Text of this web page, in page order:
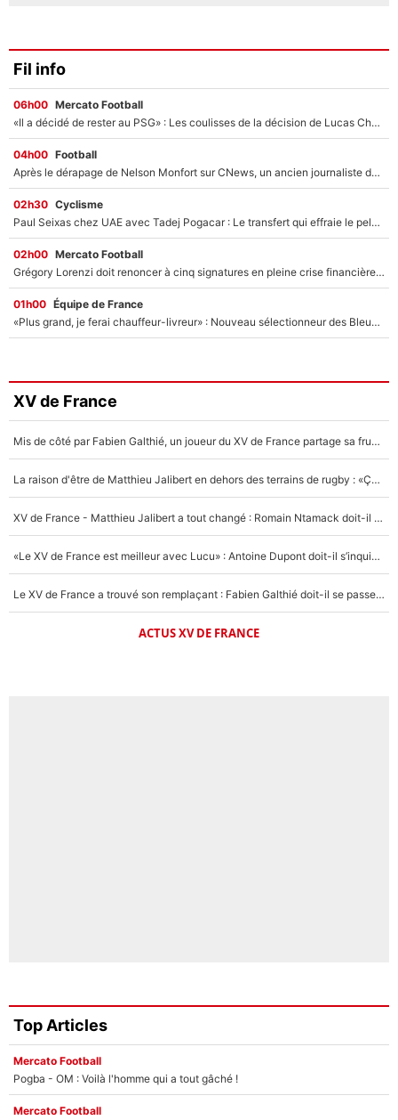
Fil info
06h00 Mercato Football
«Il a décidé de rester au PSG» : Les coulisses de la décision de Lucas Chevalier pour son transfert
04h00 Football
Après le dérapage de Nelson Monfort sur CNews, un ancien journaliste de France Télévisions relance la polémique sur les incendies en Gironde
02h30 Cyclisme
Paul Seixas chez UAE avec Tadej Pogacar : Le transfert qui effraie le peloton, «c’est la pire des choses qui puisse arriver»
02h00 Mercato Football
Grégory Lorenzi doit renoncer à cinq signatures en pleine crise financière : L’IA propose sept noms à l’OM pour un mercato réussi... à seulement 5M€ !
01h00 Équipe de France
«Plus grand, je ferai chauffeur-livreur» : Nouveau sélectionneur des Bleus, Zinédine Zidane s’était imaginé un avenir très différent lorsqu'il était enfant
XV de France
Mis de côté par Fabien Galthié, un joueur du XV de France partage sa frustration : «ils ne me l’ont pas dit tout de suite»
La raison d'être de Matthieu Jalibert en dehors des terrains de rugby : «Ça m'atteint autant que si tu touches à un membre de ma famille»
XV de France - Matthieu Jalibert a tout changé : Romain Ntamack doit-il s’inquiéter pour sa place à un an de la Coupe du monde ?
«Le XV de France est meilleur avec Lucu» : Antoine Dupont doit-il s’inquiéter pour sa place ?
Le XV de France a trouvé son remplaçant : Fabien Galthié doit-il se passer d'Antoine Dupont ?
ACTUS XV DE FRANCE
Top Articles
Mercato Football
Pogba - OM : Voilà l'homme qui a tout gâché !
Mercato Football